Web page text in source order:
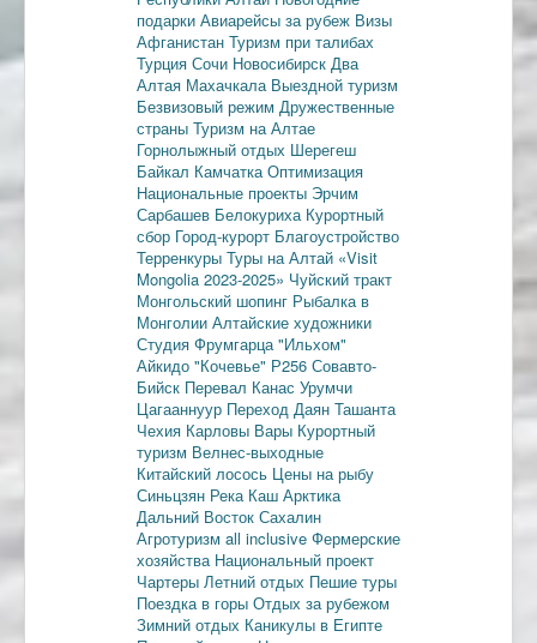
подарки Авиарейсы за рубеж Визы
Афганистан Туризм при талибах
Турция Сочи Новосибирск Два
Алтая Махачкала Выездной туризм
Безвизовый режим Дружественные
страны Туризм на Алтае
Горнолыжный отдых Шерегеш
Байкал Камчатка Оптимизация
Национальные проекты Эрчим
Сарбашев Белокуриха Курортный
сбор Город-курорт Благоустройство
Терренкуры Туры на Алтай «Visit
Mongolia 2023-2025» Чуйский тракт
Монгольский шопинг Рыбалка в
Монголии Алтайские художники
Студия Фрумгарца "Ильхом"
Айкидо "Кочевье" Р256 Совавто-
Бийск Перевал Канас Урумчи
Цагааннуур Переход Даян Ташанта
Чехия Карловы Вары Курортный
туризм Велнес-выходные
Китайский лосось Цены на рыбу
Синьцзян Река Каш Арктика
Дальний Восток Сахалин
Агротуризм all inclusive Фермерские
хозяйства Национальный проект
Чартеры Летний отдых Пешие туры
Поездка в горы Отдых за рубежом
Зимний отдых Каникулы в Египте